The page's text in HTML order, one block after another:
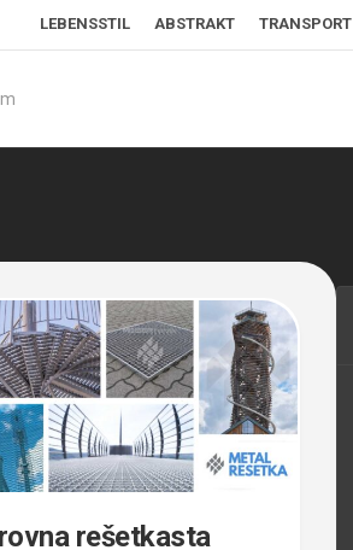
LEBENSSTIL ABSTRAKT TRANSPORT
rešetkasta